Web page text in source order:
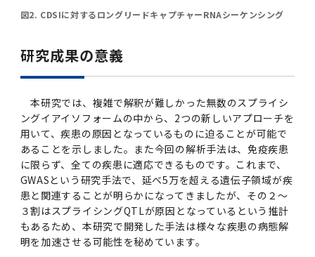
図2. CDSIに対するロングリードキャプチャーRNAシーケンシング
研究成果の意義
本研究では、複雑で解釈が難しかった無数のスプライシ
ングイアイソフォームの中から、2つの新しいアプローチを
用いて、疾患の原因となっているものに迫ることが可能で
あることを示しました。また今回の解析手法は、免疫疾患
に限らず、全ての疾患に適応できるものです。これまで、
GWASという研究手法で、延べ5万を超える遺伝子領域が疾
患と関連することが明らかになってきましたが、その２～
３割はスプライシングQTLが原因となっているという推計
もあるため、本研究で開発した手法は様々な疾患の病態解
明を加速させる可能性を秘めています。